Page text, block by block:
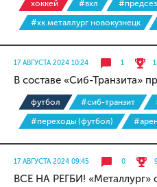
хоккей #вхл
#хк металлург новокузнецк
17 АВГУСТА 2024 10:24 1
В составе «Сиб-Транзита»
футбол #сиб-транзит
#переходы (футбол)
17 АВГУСТА 2024 09:45 0
ВСЕ НА РЕГБИ! «Металлург»